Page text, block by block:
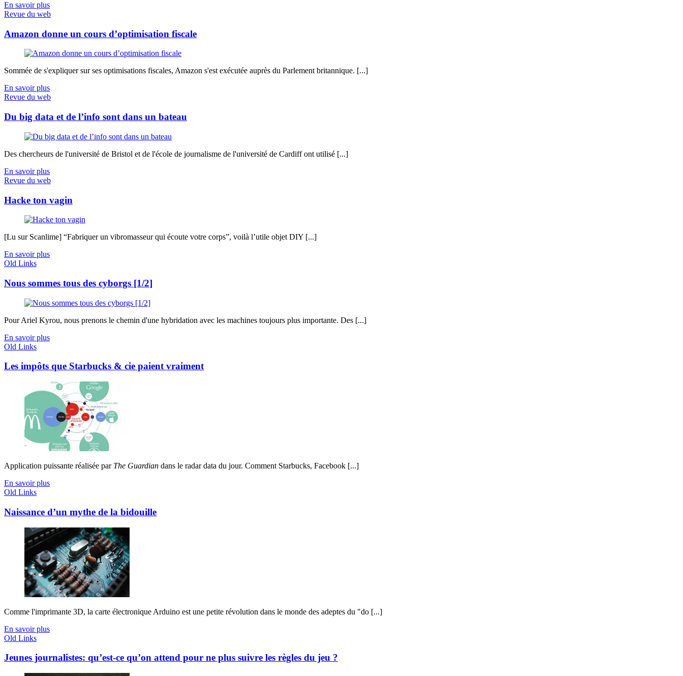
En savoir plus
Revue du web
Amazon donne un cours d’optimisation fiscale
Sommée de s'expliquer sur ses optimisations fiscales, Amazon s'est exécutée auprès du Parlement britannique. [...]
En savoir plus
Revue du web
Du big data et de l’info sont dans un bateau
Des chercheurs de l'université de Bristol et de l'école de journalisme de l'université de Cardiff ont utilisé [...]
En savoir plus
Revue du web
Hacke ton vagin
[Lu sur Scanlime] “Fabriquer un vibromasseur qui écoute votre corps”, voilà l’utile objet DIY [...]
En savoir plus
Old Links
Nous sommes tous des cyborgs [1/2]
Pour Ariel Kyrou, nous prenons le chemin d'une hybridation avec les machines toujours plus importante. Des [...]
En savoir plus
Old Links
Les impôts que Starbucks & cie paient vraiment
Application puissante réalisée par The Guardian dans le radar data du jour. Comment Starbucks, Facebook [...]
En savoir plus
Old Links
Naissance d’un mythe de la bidouille
Comme l'imprimante 3D, la carte électronique Arduino est une petite révolution dans le monde des adeptes du "do [...]
En savoir plus
Old Links
Jeunes journalistes: qu’est-ce qu’on attend pour ne plus suivre les règles du jeu ?